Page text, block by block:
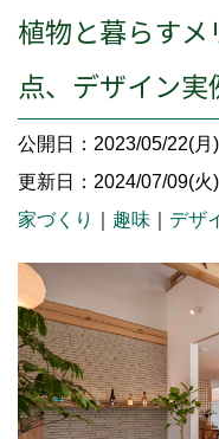
植物と暮らす
点、デザイン実
公開日：2023/05/22(月)
更新日：2024/07/09(火)
家づくり
趣味 デザ